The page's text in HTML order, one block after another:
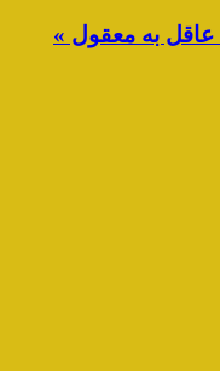
عاقل به معقول »